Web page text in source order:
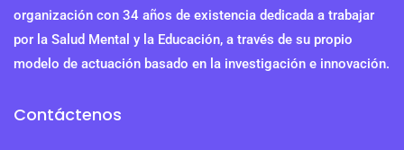
organización con 34 años de existencia dedicada a trabajar
por la Salud Mental y la Educación, a través de su propio
modelo de actuación basado en la investigación e innovación.
Contáctenos